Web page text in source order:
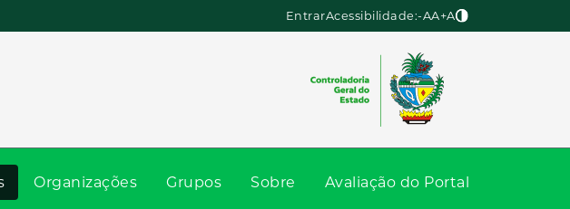
EntrarAcessibilidade:-AA+A
Organizações Grupos Sobre Avaliação do Portal